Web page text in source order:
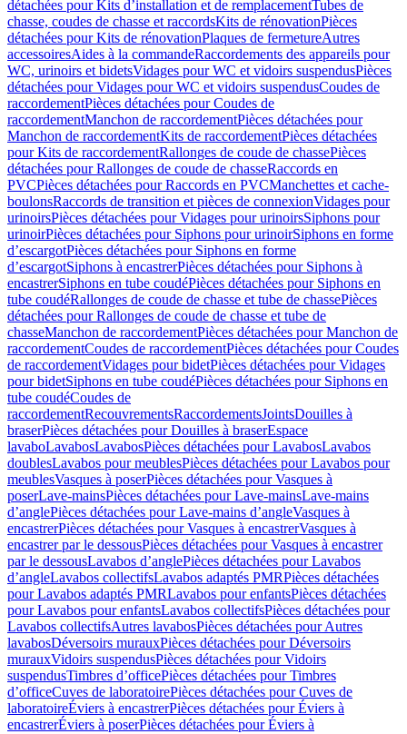
détachées pour Kits d’installation et de remplacementTubes de
chasse, coudes de chasse et raccordsKits de rénovationPièces
détachées pour Kits de rénovationPlaques de fermetureAutres
accessoiresAides à la commandeRaccordements des appareils pour
WC, urinoirs et bidetsVidages pour WC et vidoirs suspendusPièces
détachées pour Vidages pour WC et vidoirs suspendusCoudes de
raccordementPièces détachées pour Coudes de
raccordementManchon de raccordementPièces détachées pour
Manchon de raccordementKits de raccordementPièces détachées
pour Kits de raccordementRallonges de coude de chassePièces
détachées pour Rallonges de coude de chasseRaccords en
PVCPièces détachées pour Raccords en PVCManchettes et cache-
boulonsRaccords de transition et pièces de connexionVidages pour
urinoirsPièces détachées pour Vidages pour urinoirsSiphons pour
urinoirPièces détachées pour Siphons pour urinoirSiphons en forme
d’escargotPièces détachées pour Siphons en forme
d’escargotSiphons à encastrerPièces détachées pour Siphons à
encastrerSiphons en tube coudéPièces détachées pour Siphons en
tube coudéRallonges de coude de chasse et tube de chassePièces
détachées pour Rallonges de coude de chasse et tube de
chasseManchon de raccordementPièces détachées pour Manchon de
raccordementCoudes de raccordementPièces détachées pour Coudes
de raccordementVidages pour bidetPièces détachées pour Vidages
pour bidetSiphons en tube coudéPièces détachées pour Siphons en
tube coudéCoudes de
raccordementRecouvrementsRaccordementsJointsDouilles à
braserPièces détachées pour Douilles à braserEspace
lavaboLavabosLavabosPièces détachées pour LavabosLavabos
doublesLavabos pour meublesPièces détachées pour Lavabos pour
meublesVasques à poserPièces détachées pour Vasques à
poserLave-mainsPièces détachées pour Lave-mainsLave-mains
d’anglePièces détachées pour Lave-mains d’angleVasques à
encastrerPièces détachées pour Vasques à encastrerVasques à
encastrer par le dessousPièces détachées pour Vasques à encastrer
par le dessousLavabos d’anglePièces détachées pour Lavabos
d’angleLavabos collectifsLavabos adaptés PMRPièces détachées
pour Lavabos adaptés PMRLavabos pour enfantsPièces détachées
pour Lavabos pour enfantsLavabos collectifsPièces détachées pour
Lavabos collectifsAutres lavabosPièces détachées pour Autres
lavabosDéversoirs murauxPièces détachées pour Déversoirs
murauxVidoirs suspendusPièces détachées pour Vidoirs
suspendusTimbres dʼofficePièces détachées pour Timbres
dʼofficeCuves de laboratoirePièces détachées pour Cuves de
laboratoireÉviers à encastrerPièces détachées pour Éviers à
encastrerÉviers à poserPièces détachées pour Éviers à